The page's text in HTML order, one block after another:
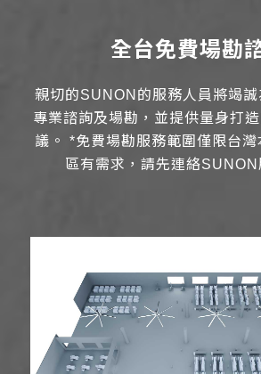
全台免費場勘
親切的SUNON的服務人員將竭
專業諮詢及場勘，並提供量身打
議。*免費場勘服務範圍僅限台
區有需求，請先連絡SUNON